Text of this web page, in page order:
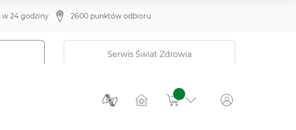
w 24 godziny 2600 punktów odbioru
Serwis Świat Zdrowia
sztuk